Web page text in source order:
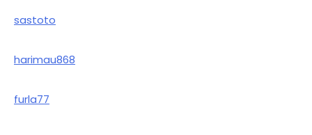
sastoto
harimau868
furla77